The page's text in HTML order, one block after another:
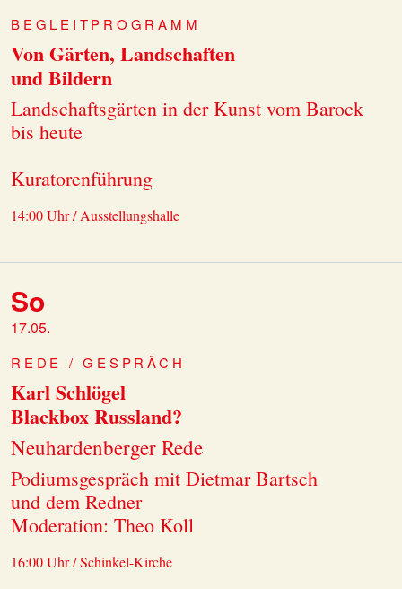
BEGLEITPROGRAMM
Von Gärten, Landschaften
und Bildern
Landschaftsgärten in der Kunst vom Barock
bis heute
Kuratorenführung
14:00 Uhr / Ausstellungshalle
So
17.05.
REDE / GESPRÄCH
Karl Schlögel
Blackbox Russland?
Neuhardenberger Rede
Podiumsgespräch mit Dietmar Bartsch
und dem Redner
Moderation: Theo Koll
16:00 Uhr / Schinkel-Kirche